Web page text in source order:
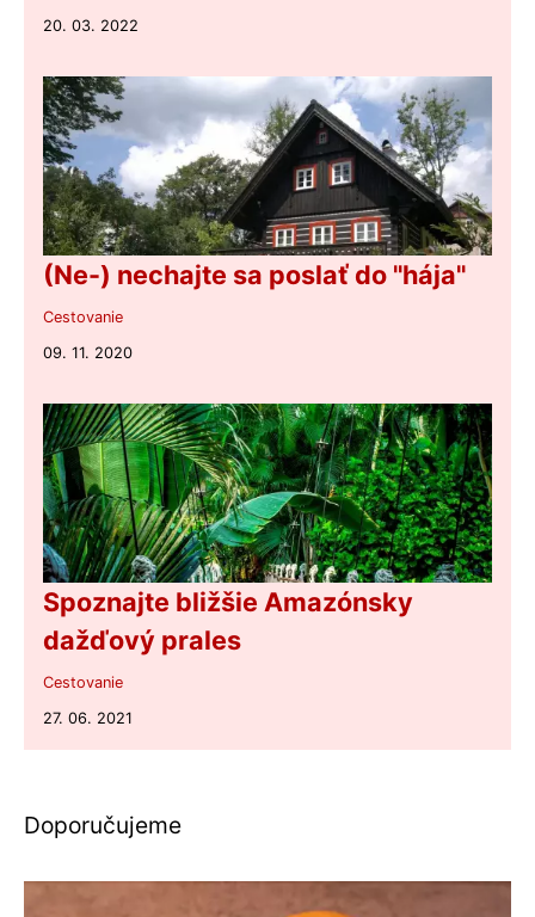
20. 03. 2022
(Ne-) nechajte sa poslať do "hája"
Cestovanie
09. 11. 2020
Spoznajte bližšie Amazónsky
dažďový prales
Cestovanie
27. 06. 2021
Doporučujeme